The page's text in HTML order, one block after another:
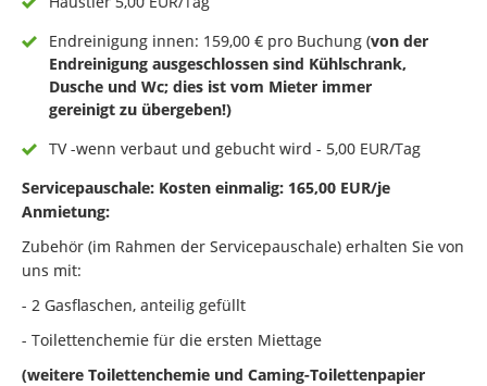
Endreinigung innen: 159,00 € pro Buchung (von der
Endreinigung ausgeschlossen sind Kühlschrank,
Dusche und Wc; dies ist vom Mieter immer
gereinigt zu übergeben!)
TV -wenn verbaut und gebucht wird - 5,00 EUR/Tag
Servicepauschale: Kosten einmalig: 165,00 EUR/je
Anmietung:
Zubehör (im Rahmen der Servicepauschale) erhalten Sie von
uns mit:
- 2 Gasflaschen, anteilig gefüllt
- Toilettenchemie für die ersten Miettage
(weitere Toilettenchemie und Caming-Toilettenpapier